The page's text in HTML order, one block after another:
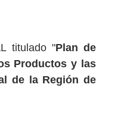
"
Plan de
Productos y las
de la Región de